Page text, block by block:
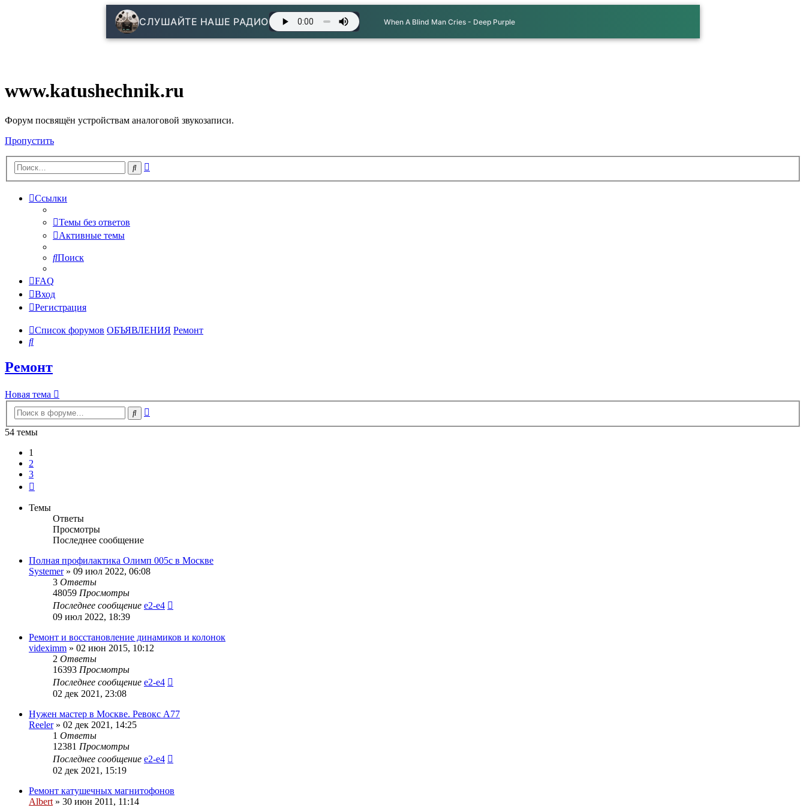
СЛУШАЙТЕ НАШЕ РАДИО When A Blind Man Cries - Deep Purple
www.katushechnik.ru
Форум посвящён устройствам аналоговой звукозаписи.
Пропустить
Поиск
Ссылки
Темы без ответов
Активные темы
Поиск
FAQ
Вход
Регистрация
Список форумов ОБЪЯВЛЕНИЯ Ремонт
Поиск
Ремонт
Новая тема
Поиск
54 темы
1
2
3
Темы
Ответы
Просмотры
Последнее сообщение
Полная профилактика Олимп 005с в Москве
Systemer» 09 июл 2022, 06:08
3 Ответы
48059 Просмотры
Последнее сообщение e2-e4
09 июл 2022, 18:39
Ремонт и восстановление динамиков и колонок
videximm » 02 июн 2015, 10:12
2 Ответы
16393 Просмотры
Последнее сообщение e2-e4
02 дек 2021, 23:08
Нужен мастер в Москве. Ревокс А77
Reeler» 02 дек 2021, 14:25
1 Ответы
12381 Просмотры
Последнее сообщение e2-e4
02 дек 2021, 15:19
Ремонт катушечных магнитофонов
Albert » 30 июн 2011, 11:14